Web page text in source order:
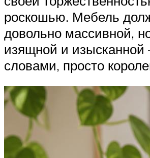
роскошью. Мебель
довольно массивной,
изящной и
словами, просто